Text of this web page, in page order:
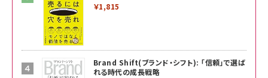
￥1,815
Brand Shift(ブランド・シフト): 「信頼」で選ば
れる時代の成長戦略